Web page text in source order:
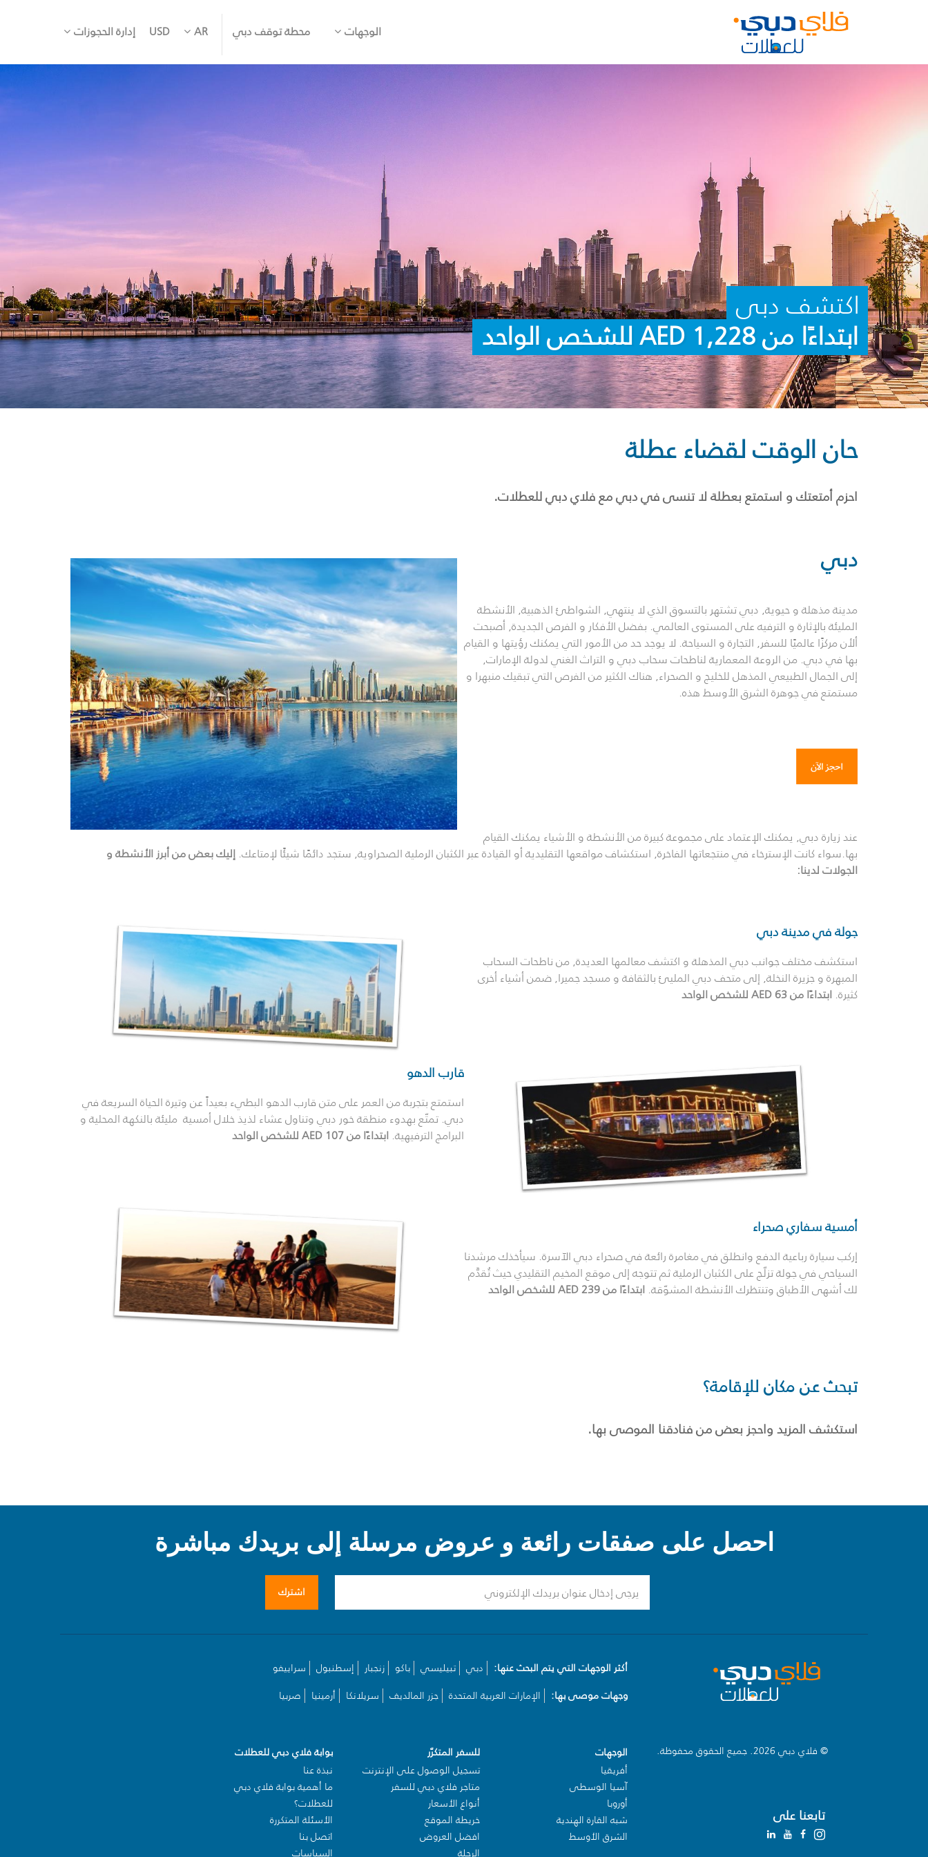
الوجهات محطة توقف دبي AR
USD إدارة الحجوزات
اكتشف دبي
ابتداءًا من AED 1,228 للشخص الواحد
حان الوقت لقضاء عطلة
احزم أمتعتك و استمتع بعطلة لا تنسى في دبي مع فلاي دبي للعطلات.
دبي
مدينة مذهلة و حيوية, دبيتشتهر بالتسوق الذي لا ينتهي, الشواطئ الذهبية, الأنشطة
المليئة بالإثارة و الترفيه على المستوى العالمي. بفضل الأفكار و الفرص الجديدة, أصبحت
ألأن مركزًا عالميًا للسفر, التجارة و السياحة. لا يوجد حد من الأمور التي يمكنك رؤيتها و القيام
بها في دبي. من الروعة المعمارية لناطحات سحاب دبي و التراث الغني لدولة الإمارات,
إلى الجمال الطبيعي المذهل للخليج و الصحراء, هناك الكثير من الفرص التي تبقيك منبهرا و
مستمتع في جوهرة الشرق الأوسط هذه.
عند زيارة دبي, يمكنك الإعتماد على مجموعة كبيرة من الأنشطة و الأشياء يمكنك القيام
بها.سواء كانت الإسترخاء في منتجعاتها الفاخرة, استكشاف مواقعها التقليدية أو القيادة عبر الكثبان الرملية الصحراوية, ستجد دائمًا شيئًا لإمتاعك. إليك بعض من أبرز الأنشطة و
الجولات لدينا:
جولة في مدينة دبي
استكشف مختلف جوانب دبي المذهلة و اكتشف معالمها العديدة, من ناطحات السحاب
المبهرة و جزيرة النخلة, إلى متحف دبي المليئ بالثقافة و مسجد جميرا, ضمن أشياء أخرى
كثيرة. ابتداءًا من AED 63 للشخص الواحد
قارب الدهو
استمتع بتجربة من العمر على متن قارب الدهو البطيء بعيداً عن وتيرة الحياة السريعة في
دبي. تمتّع بهدوء منطقة خور دبي وتناول عشاء لذيذ خلال أمسية مليئة بالنكهة المحلية و
البرامج الترفيهية. ابتداءًا من AED 107 للشخص الواحد
أمسية سفاري صحراء
إركب سيارة رباعية الدفع وانطلق في مغامرة رائعة في صحراء دبي الآسرة. سيأخذك مرشدنا
السياحي في جولة تزلّج على الكثبان الرملية ثم تتوجه إلى موقع المخيم التقليدي حيث تُقدَّم
لك أشهى الأطباق وتنتظرك الأنشطة المشوّقة. ابتداءًا من AED 239 للشخص الواحد
تبحث عن مكان للإقامة؟
استكشف المزيد واحجز بعض من فنادقنا الموصى بها.
احصل على صفقات رائعة و عروض مرسلة إلى بريدك مباشرة
اشترك
أكثر الوجهات التي يتم البحث عنها: دبي تبيليسي باكو زنجبار إسطنبول
سراييفو
وجهات موصى بها:
الإمارات العربية المتحدة جزر المالديف سريلانكا أرمينيا صربيا
© فلاي دبي 2026. جميع الحقوق محفوظة.
تابعنا على
الوجهات
أفريقيا
آسيا الوسطى
أوروبا
شبه القارة الهندية
الشرق الأوسط
للسفر المتكرّر
تسجيل الوصول على الإنترنت
متاجر فلاي دبي للسفر
أنواع الأسعار
خريطة الموقع
افضل العروض
الرحلة
بوابة فلاي دبي للعطلات
نبذة عنا
ما أهمية بوابة فلاي دبي
للعطلات؟
الأسئلة المتكررة
اتصل بنا
السياسات